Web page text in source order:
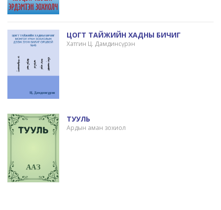
ЦОГТ ТАЙЖИЙН ХАДНЫ БИЧИГ
Хатгин Ц. Дамдинсүрэн
ТУУЛЬ
Ардын аман зохиол